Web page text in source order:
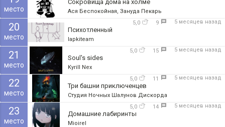
место
Сокровища дома на холме
Ася Беспокойная, Зануда Пекарь
20
место
5 месяцев назад
9
5,0
Психотленный
lapkiteam
21
место
5 месяцев назад
15
5,0
Soul's sides
Kyrill Nex
22
место
5 месяцев назад
11
5,0
Три башни приключенцев
Студия Ночных Шалунов Дискорда
23
место
5 месяцев назад
14
5,0
Домашние лабиринты
Mioirel